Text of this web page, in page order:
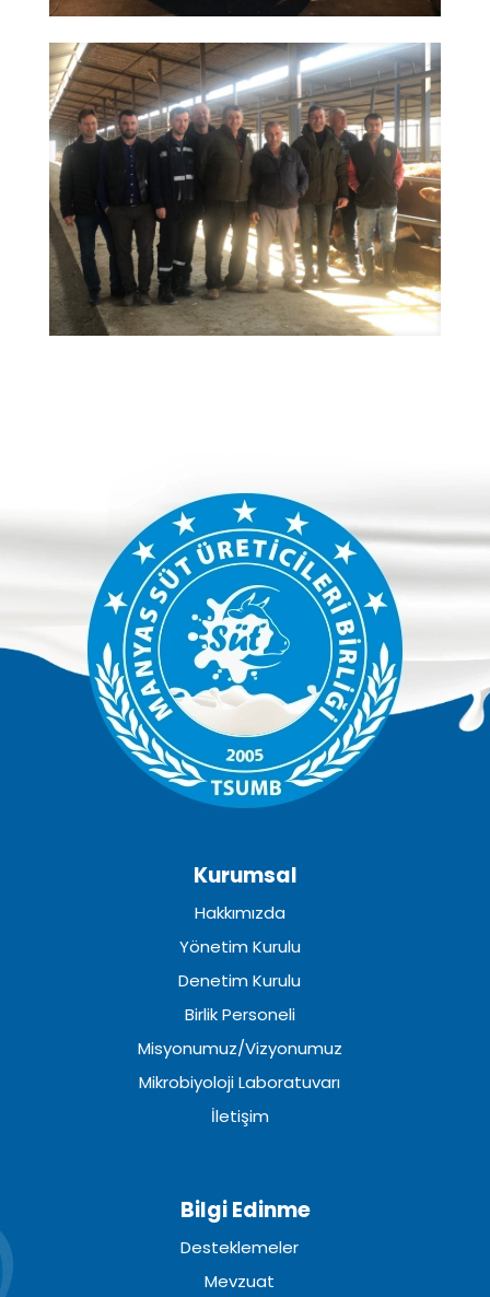
Kurumsal
Hakkımızda
Yönetim Kurulu
Denetim Kurulu
Birlik Personeli
Misyonumuz/Vizyonumuz
Mikrobiyoloji Laboratuvarı
İletişim
Bilgi Edinme
Desteklemeler
Mevzuat